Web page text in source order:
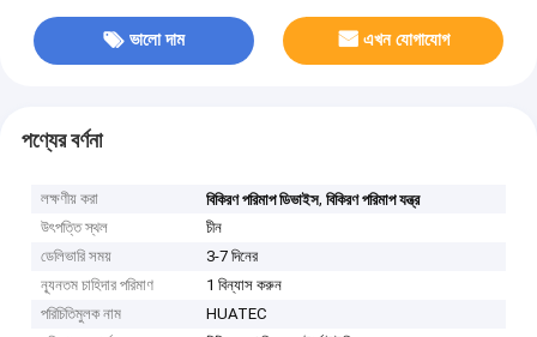
ভালো দাম এখন যোগাযোগ
পণ্যের বর্ণনা
লক্ষণীয় করা বিকিরণ পরিমাপ ডিভাইস,বিকিরণ পরিমাপ যন্ত্র
উৎপত্তি স্থল
চীন
ডেলিভারি সময়
3-7 দিনের
ন্যূনতম চাহিদার পরিমাণ
1 বিন্যাস করুন
পরিচিতিমুলক নাম
HUATEC